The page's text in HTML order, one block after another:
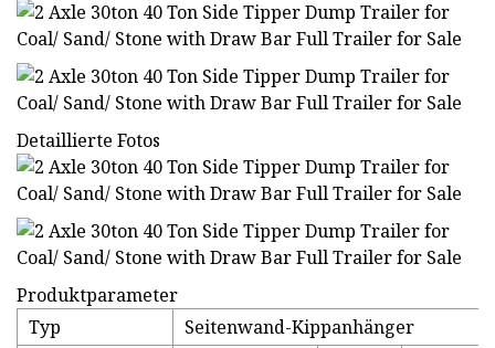
Detaillierte Fotos
Produktparameter
Typ
Seitenwand-Kippanhänger